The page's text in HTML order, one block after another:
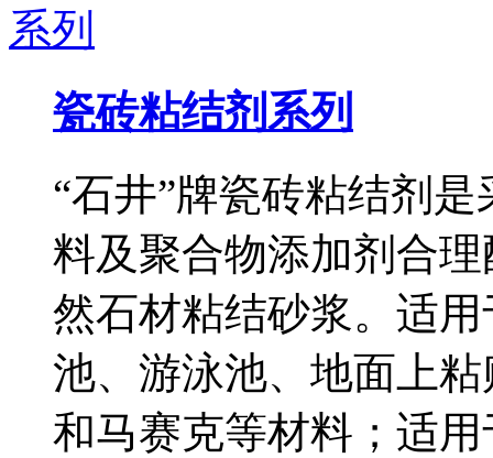
瓷砖粘结剂系列
“石井”牌瓷砖粘结剂
料及聚合物添加剂合
然石材粘结砂浆。适
池、游泳池、地面上
和马赛克等材料；适